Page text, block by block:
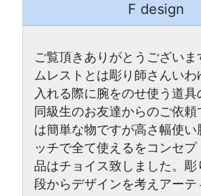
F design
ご覧頂きありがとうございま
ムレストとは彫り師さんいわ
入れる際に腕をのせ使う道具
同級生のお友達からのご依頼
は簡単な物ですが高さ幅使い
ッチで全て使えるをコンセプ
品はチョイス致しました。
段からデザインを考えアーテ